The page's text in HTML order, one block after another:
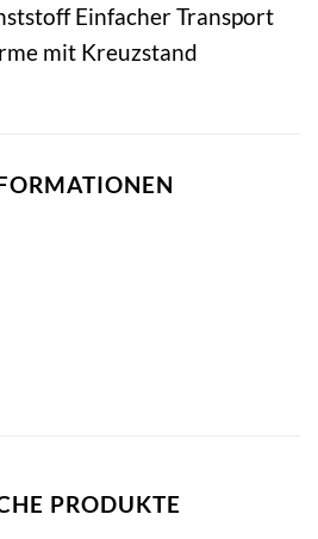
Einfacher Transport
mit Kreuzstand
PRODUKTE